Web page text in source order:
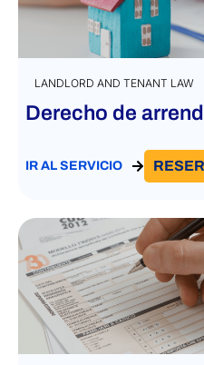
LANDLORD AND TENANT LAW
Derecho de
IR AL SERVICIO